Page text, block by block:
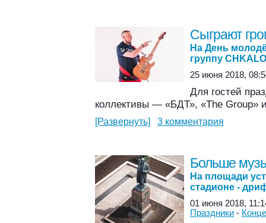
Сыграют
На День
группу
25 июня 2018,
Для гостей
коллективы — «БДТ», «The Group»
[Развернуть] 3 комментария
Больше
На площади
стадионе -
01 июня 2018,
Праздники -